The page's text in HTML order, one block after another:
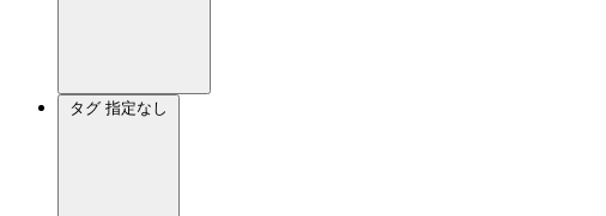
タグ 指定なし